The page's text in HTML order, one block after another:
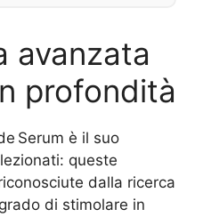
avanzata
profondità
Serum è il suo
queste
dalla ricerca
di stimolare in